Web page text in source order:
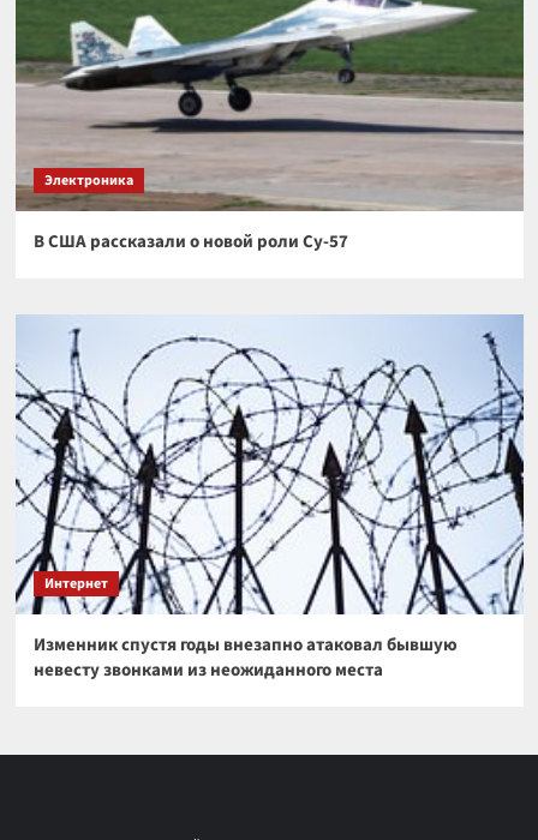
Электроника
В США рассказали о новой роли Су-57
Интернет
Изменник спустя годы внезапно атаковал бывшую
невесту звонками из неожиданного места